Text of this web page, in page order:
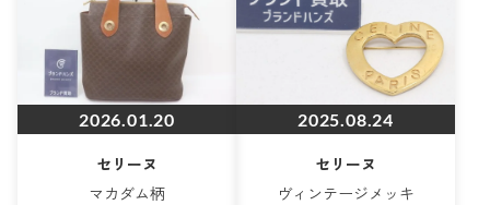
2026.01.20
セリーヌ
マカダム柄
2025.08.24
セリーヌ
ヴィンテージメッキ